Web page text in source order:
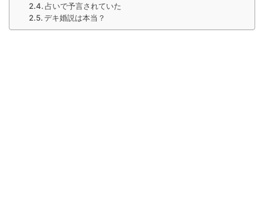
占いで予言されていた
デキ婚説は本当？